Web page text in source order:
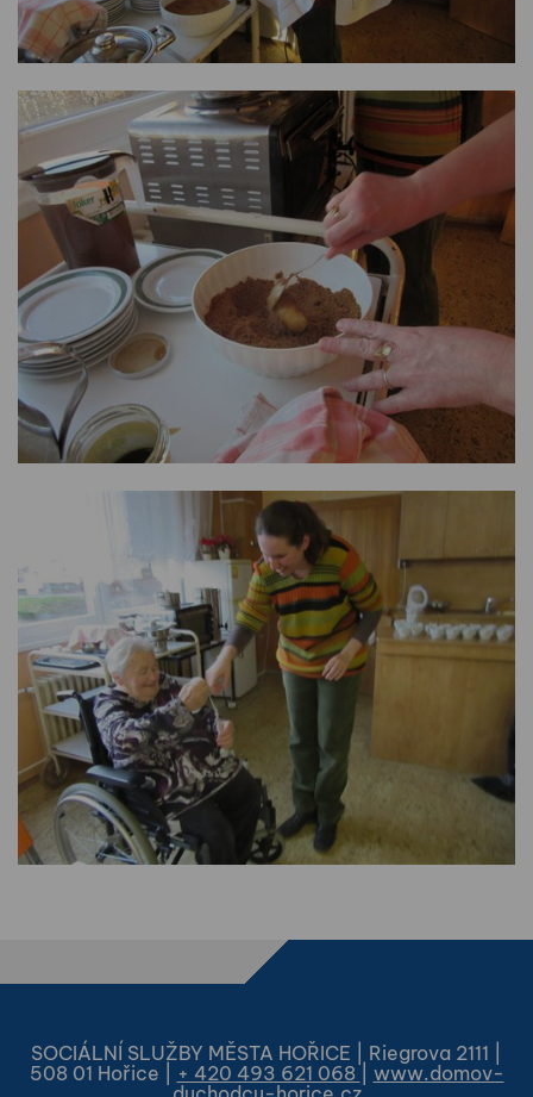
SOCIÁLNÍ SLUŽBY MĚSTA HOŘICE | Riegrova 2111 |
508 01 Hořice |
+ 420 493 621 068
www.domov-